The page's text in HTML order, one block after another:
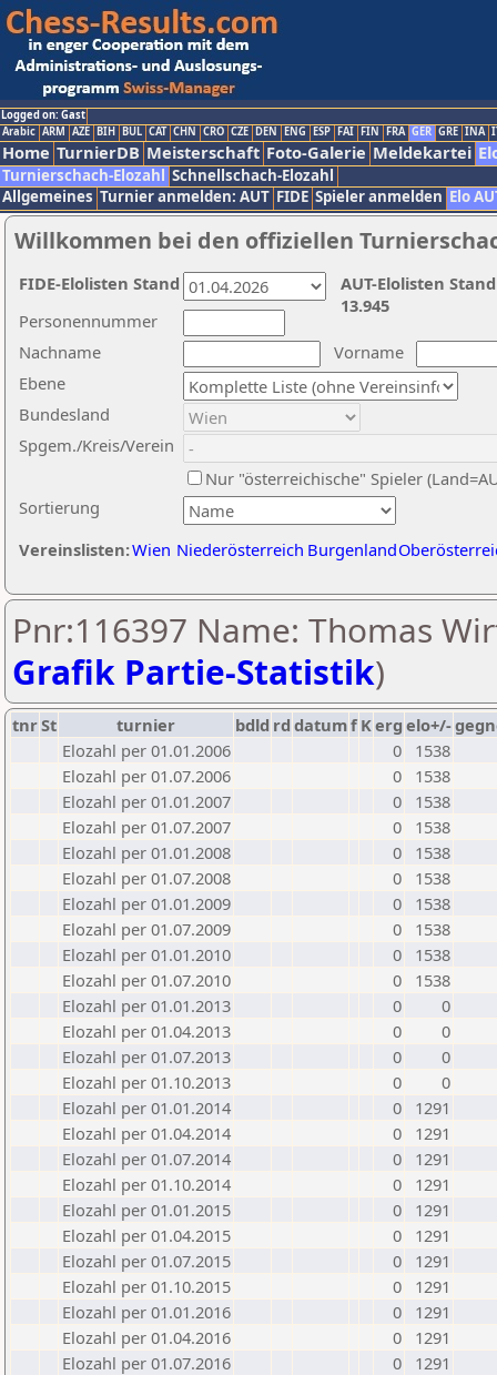
Logged on: Gast
Arabic ARM AZE BIH BUL CAT CHN CRO CZE DEN ENG ESP FAI FIN FRA GER GRE INA
Home TurnierDB Meisterschaft Foto-Galerie Meldekartei
Turnierschach-Elozahl Schnellschach-Elozahl
Allgemeines Turnier anmelden: AUT FIDE Spieler anmelden Elo
Willkommen bei den offiziellen
Nachname
Vorname
Ebene
Sortierung
Personennummer
Bundesland
Spgem./Kreis/Verein
Nur "österreichische" Spieler
Vereinslisten:Wien Niederösterreich Burgenland
AUT-Elolisten
13.945
FIDE-Elolisten Stand
Pnr:116397 Name: Thomas
Grafik Partie-Statistik)
tnrSt turnier bdld rd datumf Kerg elo+/-
Elozahl per 01.01.2006
0
1538
Elozahl per 01.07.2006
0
1538
Elozahl per 01.01.2007
0
1538
Elozahl per 01.07.2007
0
1538
Elozahl per 01.01.2008
0
1538
Elozahl per 01.07.2008
0
1538
Elozahl per 01.01.2009
0
1538
Elozahl per 01.07.2009
0
1538
Elozahl per 01.01.2010
0
1538
Elozahl per 01.07.2010
0
1538
Elozahl per 01.01.2013
0
0
Elozahl per 01.04.2013
0
0
Elozahl per 01.07.2013
0
0
Elozahl per 01.10.2013
0
0
Elozahl per 01.01.2014
0
1291
Elozahl per 01.04.2014
0
1291
Elozahl per 01.07.2014
0
1291
Elozahl per 01.10.2014
0
1291
Elozahl per 01.01.2015
0
1291
Elozahl per 01.04.2015
0
1291
Elozahl per 01.07.2015
0
1291
Elozahl per 01.10.2015
0
1291
Elozahl per 01.01.2016
0
1291
Elozahl per 01.04.2016
0
1291
Elozahl per 01.07.2016
0
1291